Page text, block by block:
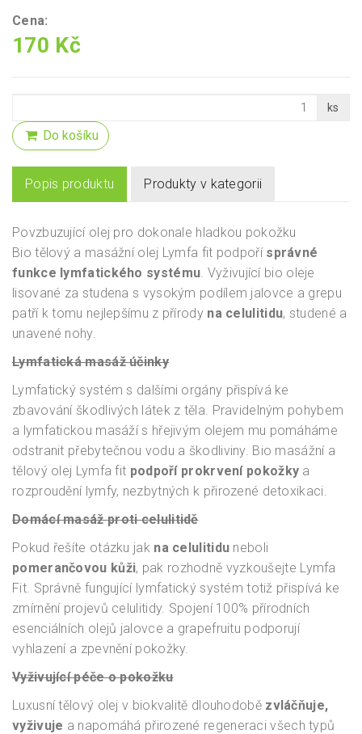
Cena:
170 Kč
ks
Do košíku
Popis produktu Produkty v kategorii
Povzbuzující olej pro dokonale hladkou pokožku
Bio tělový a masážní olej Lymfa fit podpoří správné
funkce lymfatického systému. Vyživující bio oleje
lisované za studena s vysokým podílem jalovce a grepu
patří k tomu nejlepšímu z přírody na celulitidu, studené a
unavené nohy.
Lymfatická masáž účinky
Lymfatický systém s dalšími orgány přispívá ke
zbavování škodlivých látek z těla. Pravidelným pohybem
a lymfatickou masáží s hřejivým olejem mu pomáháme
odstranit přebytečnou vodu a škodliviny. Bio masážní a
tělový olej Lymfa fit podpoří prokrvení pokožky a
rozproudění lymfy, nezbytných k přirozené detoxikaci.
Domácí masáž proti celulitidě
Pokud řešíte otázku jak na celulitidu neboli
pomerančovou kůži, pak rozhodně vyzkoušejte Lymfa
Fit. Správně fungující lymfatický systém totiž přispívá ke
zmírnění projevů celulitidy. Spojení 100% přírodních
esenciálních olejů jalovce a grapefruitu podporují
vyhlazení a zpevnění pokožky.
Vyživující péče o pokožku
Luxusní tělový olej v biokvalitě dlouhodobě zvláčňuje,
vyživuje a napomáhá přirozené regeneraci všech typů